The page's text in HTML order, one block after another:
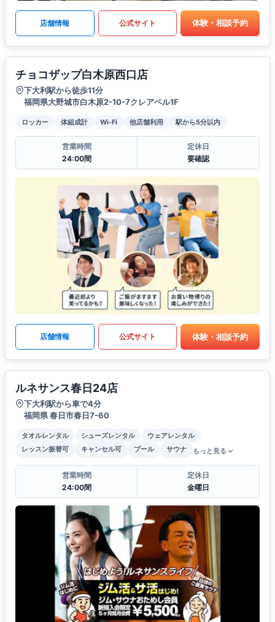
店舗情報 公式サイト 体験・相談予約
チョコザップ白木原西口店
下大利駅から徒歩11分
福岡県大野城市白木原2-10-7クレアベル1F
ロッカー 体組成計 Wi-Fi 他店舗利用 駅から5分以内
営業時間
24:00間
定休日
要確認
店舗情報 公式サイト 体験・相談予約
ルネサンス春日24店
下大利駅から車で4分
福岡県 春日市春日7-60
タオルレンタル シューズレンタル
ウェアレンタル
レッスン振替可
キャンセル可 プール サウナ もっと見る
営業時間
24:00間
定休日
金曜日